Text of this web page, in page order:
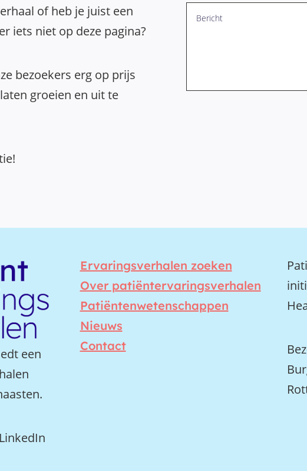
of heb je juist een
iets niet op deze pagina?
bezoekers erg op prijs
groeien en uit te
een
Ervaringsverhalen zoeken
Over patiëntervaringsverhalen
Patiëntenwetenschappen
Nieuws
Contact